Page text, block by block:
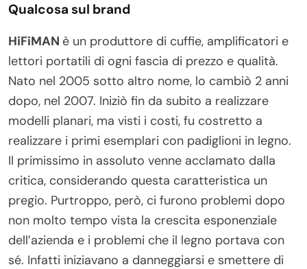
Qualcosa sul brand
HiFiMAN è un produttore di cuffie, amplificatori e
lettori portatili di ogni fascia di prezzo e qualità.
Nato nel 2005 sotto altro nome, lo cambiò 2 anni
dopo, nel 2007. Iniziò fin da subito a realizzare
modelli planari, ma visti i costi, fu costretto a
realizzare i primi esemplari con padiglioni in legno.
Il primissimo in assoluto venne acclamato dalla
critica, considerando questa caratteristica un
pregio. Purtroppo, però, ci furono problemi dopo
non molto tempo vista la crescita esponenziale
dell’azienda e i problemi che il legno portava con
sé. Infatti iniziavano a danneggiarsi e smettere di